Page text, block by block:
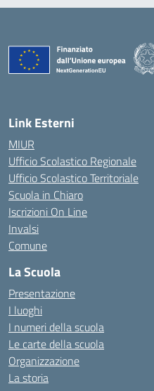
Link Esterni
MIUR
Ufficio Scolastico Regionale
Ufficio Scolastico Territoriale
Scuola in Chiaro
Iscrizioni On Line
Invalsi
Comune
La Scuola
Presentazione
I luoghi
I numeri della scuola
Le carte della scuola
Organizzazione
La storia